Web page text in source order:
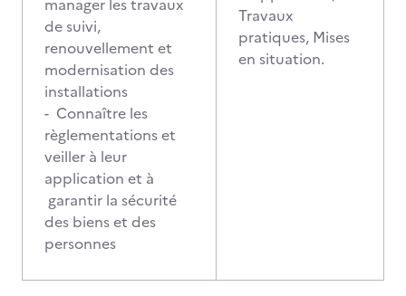
manager les travaux
de suivi,
renouvellement et
modernisation des
installations
- Connaître les
règlementations et
veiller à leur
application et à
garantir la sécurité
des biens et des
personnes
Travaux
pratiques, Mises
en situation.